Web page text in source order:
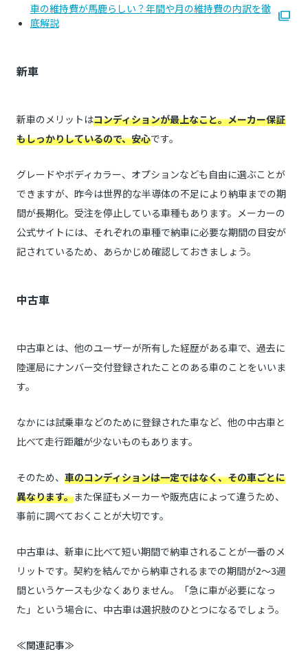
車の維持費が馬鹿らしい？年間や月の維持費の内訳を徹
底解説
新車
新車のメリットはコンディションが最上なこと。メーカー保証
もしっかりしているので、安心です。
グレードやボディカラー、オプションなども自由に選ぶことが
できますが、昨今は世界的な半導体の不足により納車までの期
間が長期化。受注を停止している車種もあります。メーカーの
公式サイトには、それぞれの車種で納車に必要な期間の目安が
記されているため、あらかじめ確認しておきましょう。
中古車
中古車とは、他のユーザーが所有した経歴がある車で、過去に
陸運局にナンバー交付登録されたことのある車のことをいいま
す。
なかには試乗車などのために登録された車など、他の中古車と
比べて走行距離が少ないものもあります。
そのため、 車のコンディションは一定ではなく、その車ごとに
異なります。また保証もメーカーや販売店によって違うため、
事前に調べておくことが大切です。
中古車は、新車に比べて短い期間で納車されることが一番のメ
リットです。契約を結んでから納車されるまでの期間が2〜3週
間というケースも少なくありません。「急に車が必要になっ
た」という場合に、中古車は選択肢のひとつになるでしょう。
≪関連記事≫